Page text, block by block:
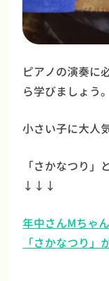
ピアノの演奏に
ら学びましょう
小さい子に大人
「さかなつり
↓↓↓
年中さんMちゃ
「さかなつり」